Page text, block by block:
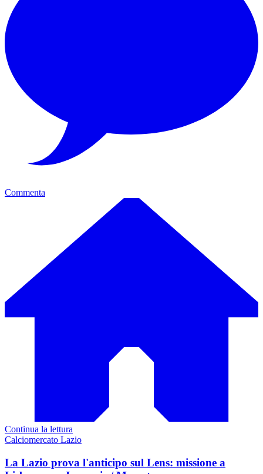
Commenta
Continua la lettura
Calciomercato Lazio
La Lazio prova l'anticipo sul Lens: missione a